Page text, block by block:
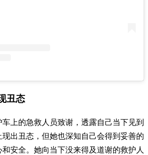
丑态
上的急救人员致谢，透露自己当下见到
出丑态，但她也深知自己会得到妥善的
安全。她向当下没来得及道谢的救护人